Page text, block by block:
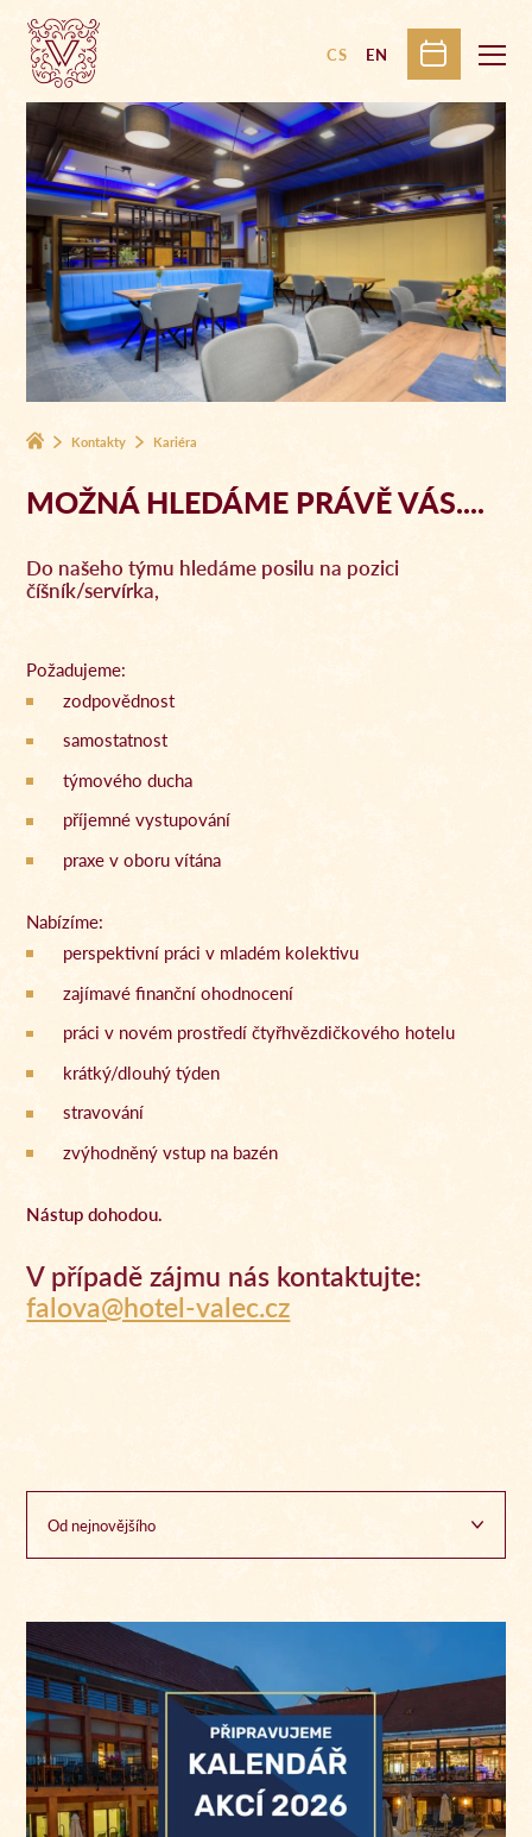
CS EN
Kontakty Kariéra
MOŽNÁ HLEDÁME PRÁVĚ VÁS....
Do našeho týmu hledáme posilu na pozici
číšník/servírka,
Požadujeme:
zodpovědnost
samostatnost
týmového ducha
příjemné vystupování
praxe v oboru vítána
Nabízíme:
perspektivní práci v mladém kolektivu
zajímavé finanční ohodnocení
práci v novém prostředí čtyřhvězdičkového hotelu
krátký/dlouhý týden
stravování
zvýhodněný vstup na bazén
Nástup dohodou.
V případě zájmu nás kontaktujte:
falova@hotel-valec.cz